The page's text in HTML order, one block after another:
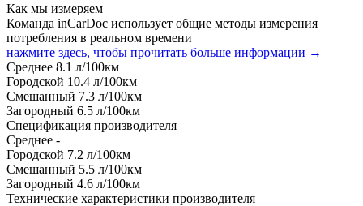
Как мы измеряем
Команда inCarDoc использует общие методы измерения
потребления в реальном времени
нажмите здесь, чтобы прочитать больше информации →
Среднее 8.1 л/100км
Городской 10.4 л/100км
Смешанный 7.3 л/100км
Загородный 6.5 л/100км
Спецификация производителя
Среднее -
Городской 7.2 л/100км
Смешанный 5.5 л/100км
Загородный 4.6 л/100км
Технические характеристики производителя